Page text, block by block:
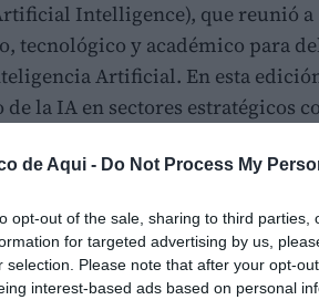
de Aqui - Do Not Process My
opt-out of the sale, sharing to third
for targeted advertising by us,
selection. Please note that after your opt-
interest-based ads based on personal
Intelligence), que reunió a
tecnológico y académico para
Artificial. En esta
la IA en sectores estratégicos
y la neurociencia.
del catedrático Juan
quien desgranó algunas de las
en el ámbito empresarial. A
puede automatizar procesos de